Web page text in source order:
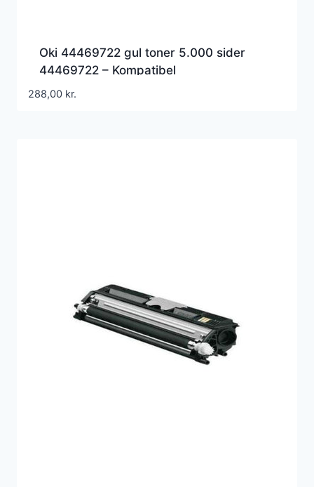
Oki 44469722 gul toner 5.000 sider
44469722 – Kompatibel
288,00 kr.